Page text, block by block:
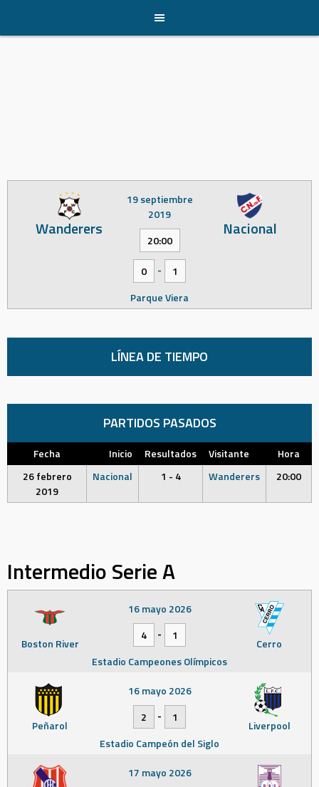
content
Wanderers Nacional
19 septiembre
2019
20:00
0 -
1
Parque Viera
LÍNEA DE TIEMPO
PARTIDOS PASADOS
Fecha Inicio Resultados Visitante
Hora
26 febrero
2019
Nacional 1 - 4 Wanderers 20:00
Intermedio Serie A
Boston River Cerro
16 mayo 2026
4
-
1
Estadio Campeones Olímpicos
Peñarol Liverpool
16 mayo 2026
2
-
1
Estadio Campeón del Siglo
17 mayo 2026